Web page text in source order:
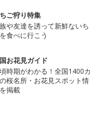
ご狩り特集
や友達を誘って新鮮ないち
食べに行こう
お花見ガイド
時期がわかる！全国1400カ
桜名所・お花見スポット情
掲載